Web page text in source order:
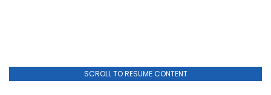
SCROLL TO RESUME CONTENT